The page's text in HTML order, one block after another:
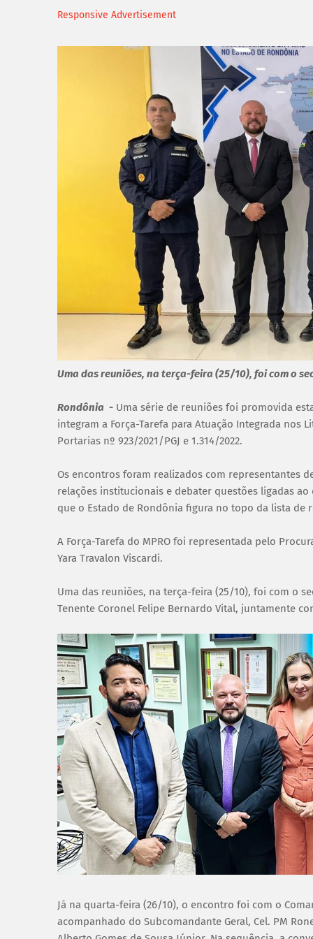
Responsive Advertisement
Uma das reuniões, na terça-feira (25/10), foi com o
Rondônia - Uma série de reuniões foi promovida
integram a Força-Tarefa para Atuação Integrada nos
Portarias nº 923/2021/PGJ e 1.314/2022.
Os encontros foram realizados com representantes
relações institucionais e debater questões ligadas
que o Estado de Rondônia figura no topo da lista de
A Força-Tarefa do MPRO foi representada pelo
Yara Travalon Viscardi.
Uma das reuniões, na terça-feira (25/10), foi com o
Tenente Coronel Felipe Bernardo Vital, juntamente
Já na quarta-feira (26/10), o encontro foi com o
acompanhado do Subcomandante Geral, Cel. PM